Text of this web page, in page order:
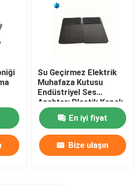
Su Geçirmez Elektrik
Muhafaza Kutusu
Endüstriyel Ses
Anahtarı Plastik Kapak
En iyi fiyat
Bize ulaşın